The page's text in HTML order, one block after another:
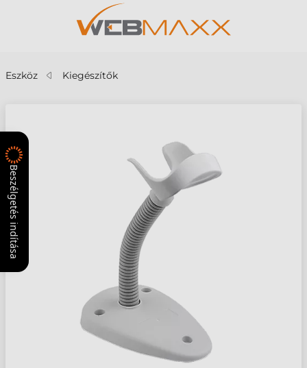
Eszköz Kiegészítők
Beszélgetés indítása